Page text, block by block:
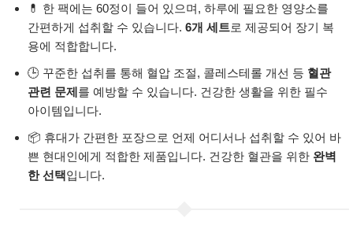
💊 한 팩에는 60정이 들어 있으며, 하루에 필요한 영양소를
간편하게 섭취할 수 있습니다. 6개 세트로 제공되어 장기 복
용에 적합합니다.
🕒 꾸준한 섭취를 통해 혈압 조절, 콜레스테롤 개선 등 혈관
관련 문제를 예방할 수 있습니다. 건강한 생활을 위한 필수
아이템입니다.
📦 휴대가 간편한 포장으로 언제 어디서나 섭취할 수 있어 바
쁜 현대인에게 적합한 제품입니다. 건강한 혈관을 위한 완벽
한 선택입니다.